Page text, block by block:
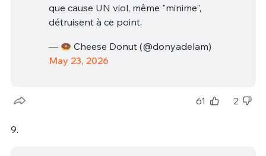
que cause UN viol, même "minime",
détruisent à ce point.
—
Cheese Donut (@donyadelam)
May 23, 2026
61 2
9.